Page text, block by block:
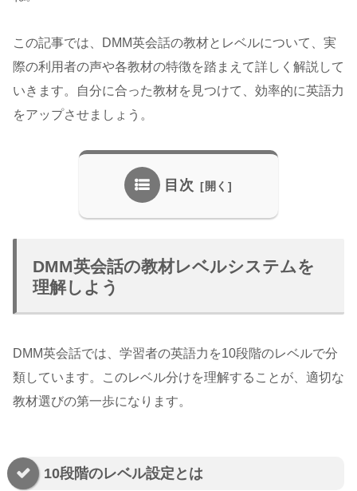
この記事では、DMM英会話の教材とレベルについて、実
際の利用者の声や各教材の特徴を踏まえて詳しく解説して
いきます。自分に合った教材を見つけて、効率的に英語力
をアップさせましょう。
目次
DMM英会話の教材レベルシステムを
理解しよう
DMM英会話では、学習者の英語力を10段階のレベルで分
類しています。このレベル分けを理解することが、適切な
教材選びの第一歩になります。
10段階のレベル設定とは